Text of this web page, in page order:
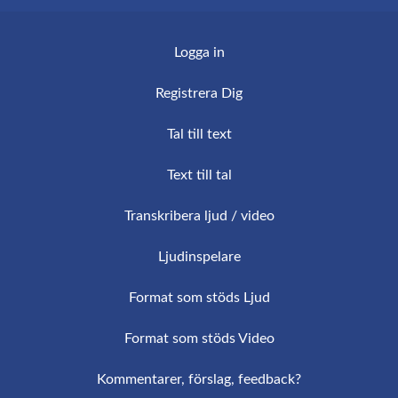
ständig förbättring av hur exakt och snabb
Logga in
Registrera Dig
Tal till text
Text till tal
Transkribera ljud / video
Ljudinspelare
Format som stöds Ljud
Format som stöds Video
Kommentarer, förslag, feedback?